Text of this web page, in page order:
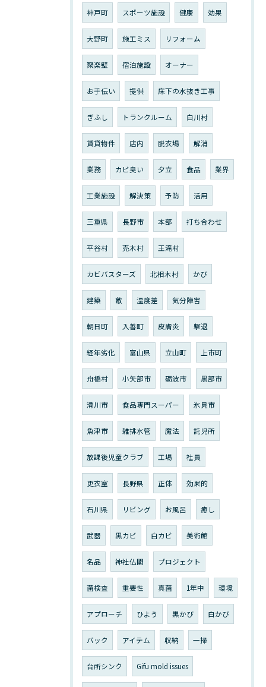
神戸町 スポーツ施設 健康 効果
大野町 施工ミス リフォーム
聚楽壁 宿泊施設 オーナー
お手伝い 提供 床下の水抜き工事
ぎふし トランクルーム 白川村
賃貸物件 店内 脱衣場 解消
業務 カビ臭い 夕立 食品 業界
工業施設 解決策 予防 活用
三重県 長野市 本部 打ち合わせ
平谷村 売木村 王滝村
カビバスターズ 北相木村 かび
建築 敵 温度差 気分障害
朝日町 入善町 皮膚炎 撃退
経年劣化 富山県 立山町 上市町
舟橋村 小矢部市 砺波市 黒部市
滑川市 食品専門スーパー 氷見市
魚津市 雑排水管 魔法 託児所
放課後児童クラブ 工場 社員
更衣室 長野県 正体 効果的
石川県 リビング お風呂 癒し
武器 黒カビ 白カビ 美術館
名品 神社仏閣 プロジェクト
菌検査 重要性 真菌 1年中 環境
アプローチ ひよう 黒かび 白かび
バック アイテム 収納 一掃
台所シンク Gifu mold issues